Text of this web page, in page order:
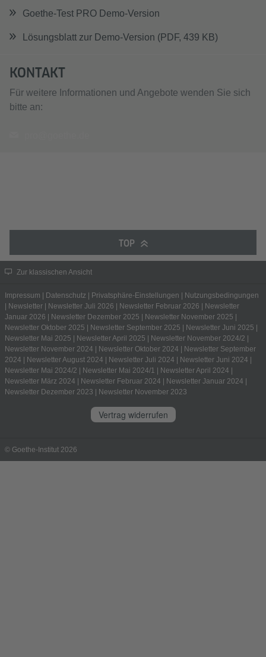
Goethe-Test PRO Demo-Version
Lösungsblatt zur Demo-Version (PDF, 439 KB)
KONTAKT
Für weitere Informationen und Angebote wenden Sie sich
bitte an:
TOP
Zur klassischen Ansicht
Impressum Datenschutz Privatsphäre-Einstellungen
Nutzungsbedingungen
Newsletter Newsletter Juli 2026 Newsletter Februar 2026
Newsletter
Januar 2026
Newsletter Dezember 2025 Newsletter November 2025
Newsletter Oktober 2025
Newsletter September 2025 Newsletter Juni 2025
Newsletter Mai 2025
Newsletter April 2025 Newsletter November 2024/2
Newsletter November 2024
Newsletter Oktober 2024
Newsletter September
2024
Newsletter August 2024 Newsletter Juli 2024 Newsletter Juni 2024
Newsletter Mai 2024/2
Newsletter Mai 2024/1 Newsletter April 2024
Newsletter März 2024
Newsletter Februar 2024 Newsletter Januar 2024
Newsletter Dezember 2023
Newsletter November 2023
Vertrag widerrufen
© Goethe-Institut 2026